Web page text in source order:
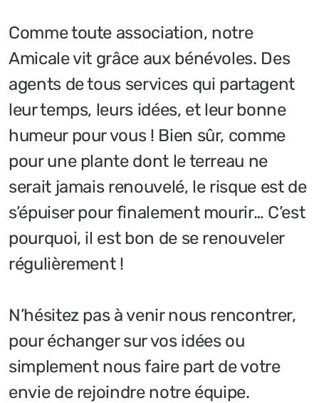
Comme toute association, notre
Amicale vit grâce aux bénévoles. Des
agents de tous services qui partagent
leur temps, leurs idées, et leur bonne
humeur pour vous ! Bien sûr, comme
pour une plante dont le terreau ne
serait jamais renouvelé, le risque est de
s’épuiser pour finalement mourir… C’est
pourquoi, il est bon de se renouveler
régulièrement !
N’hésitez pas à venir nous rencontrer,
pour échanger sur vos idées ou
simplement nous faire part de votre
envie de rejoindre notre équipe.